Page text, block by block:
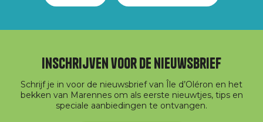
Inschrijven voor de nieuwsbrief
Schrijf je in voor de nieuwsbrief van Île d’Oléron en het
bekken van Marennes om als eerste nieuwtjes, tips en
speciale aanbiedingen te ontvangen.